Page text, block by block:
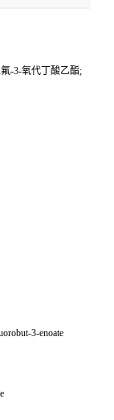
-3-氧代丁酸乙酯;
3-enoate